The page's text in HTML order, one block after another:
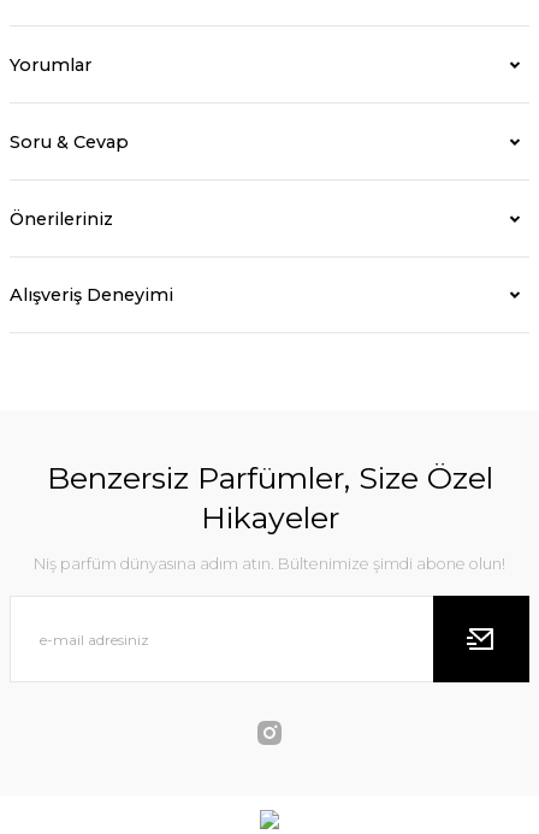
Yorumlar
Soru & Cevap
Önerileriniz
Alışveriş Deneyimi
Benzersiz Parfümler, Size Özel
Hikayeler
Niş parfüm dünyasına adım atın. Bültenimize şimdi abone olun!